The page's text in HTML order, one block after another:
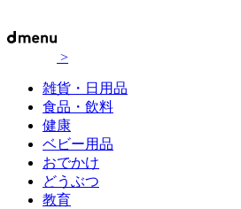
>
雑貨・日用品
食品・飲料
健康
ベビー用品
おでかけ
どうぶつ
教育